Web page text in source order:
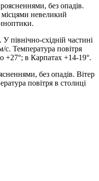
без опадів.
невеликий
північно-східній частині
Температура повітря
+27°; в Карпатах +14-19°.
без опадів. Вітер
повітря в столиці